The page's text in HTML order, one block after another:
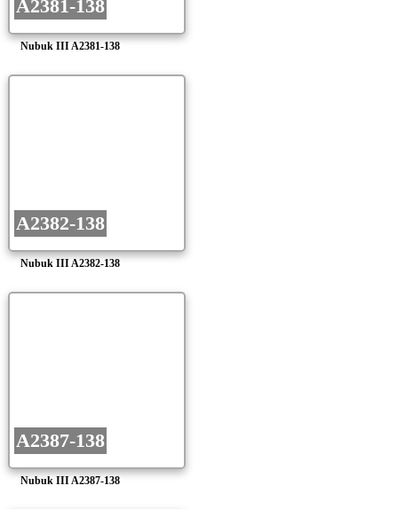
Nubuk III A2381-138
A2381-138
Nubuk III A2382-138
A2382-138
Nubuk III A2387-138
A2387-138